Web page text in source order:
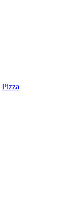
Pizza